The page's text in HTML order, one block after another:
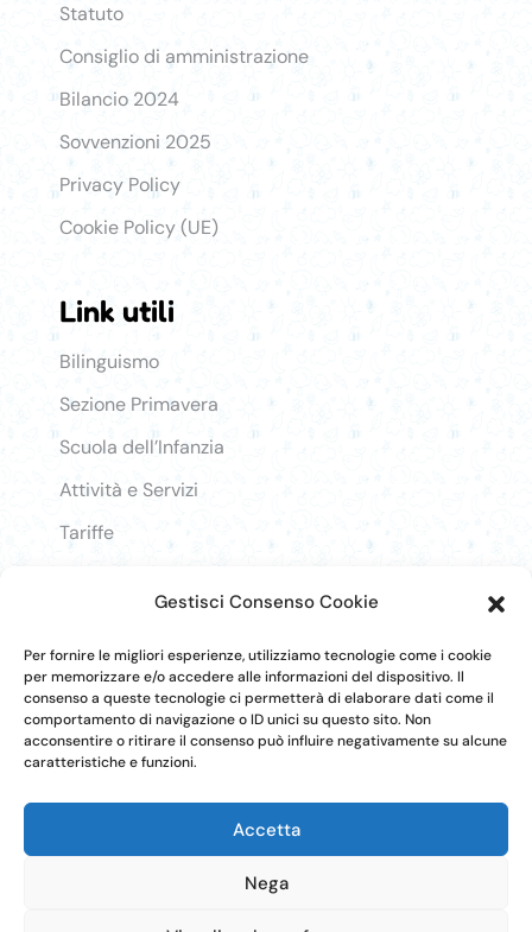
Gestisci Consenso Cookie
Per fornire le migliori esperienze, utilizziamo tecnologie come i cookie
per memorizzare e/o accedere alle informazioni del dispositivo. Il
consenso a queste tecnologie ci permetterà di elaborare dati come il
comportamento di navigazione o ID unici su questo sito. Non
acconsentire o ritirare il consenso può influire negativamente su alcune
caratteristiche e funzioni.
Accetta
Nega
Statuto
Consiglio di amministrazione
Bilancio 2024
Sovvenzioni 2025
Privacy Policy
Cookie Policy (UE)
Link utili
Link Utili
Bilinguismo
Sezione Primavera
Scuola dell’Infanzia
Attività e Servizi
Tariffe